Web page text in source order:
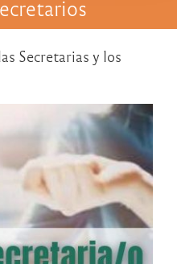
Secretarias y los